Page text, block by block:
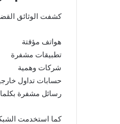
كشفت الوثائق
هواتف مؤقتة
تطبيقات مشفرة
شركات وهمية
حسابات تداول
رسائل مشفرة
كما استخدمت